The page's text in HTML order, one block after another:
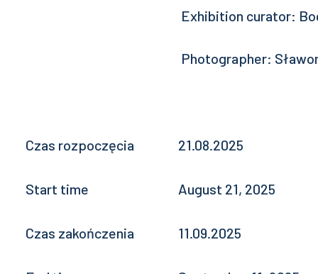
Exhibition curator:
Photographer:
Czas rozpoczęcia 21.08.2025
Start time August 21, 2025
Czas zakończenia 11.09.2025